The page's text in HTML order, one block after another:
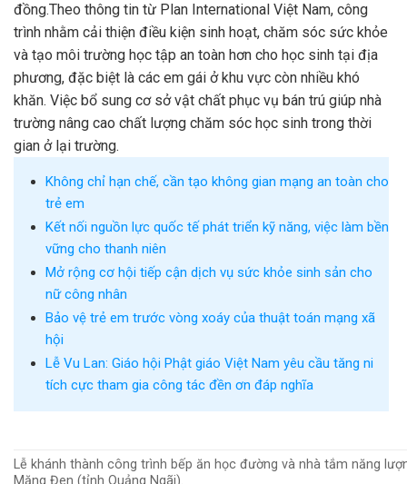
đồng.Theo thông tin từ Plan International Việt Nam, công
trình nhằm cải thiện điều kiện sinh hoạt, chăm sóc sức khỏe
và tạo môi trường học tập an toàn hơn cho học sinh tại địa
phương, đặc biệt là các em gái ở khu vực còn nhiều khó
khăn. Việc bổ sung cơ sở vật chất phục vụ bán trú giúp nhà
trường nâng cao chất lượng chăm sóc học sinh trong thời
gian ở lại trường.
Không chỉ hạn chế, cần tạo không gian mạng an toàn cho
trẻ em
Kết nối nguồn lực quốc tế phát triển kỹ năng, việc làm bền
vững cho thanh niên
Mở rộng cơ hội tiếp cận dịch vụ sức khỏe sinh sản cho
nữ công nhân
Bảo vệ trẻ em trước vòng xoáy của thuật toán mạng xã
hội
Lễ Vu Lan: Giáo hội Phật giáo Việt Nam yêu cầu tăng ni
tích cực tham gia công tác đền ơn đáp nghĩa
Lễ khánh thành công trình bếp ăn học đường và nhà tắm năng
Măng Đen (tỉnh Quảng Ngãi).